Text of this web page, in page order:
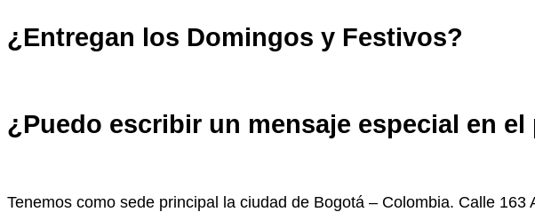
¿Entregan los Domingos y Festivos?
¿Puedo escribir un mensaje especial en el
Tenemos como sede principal la ciudad de Bogotá – Colombia. Calle 163